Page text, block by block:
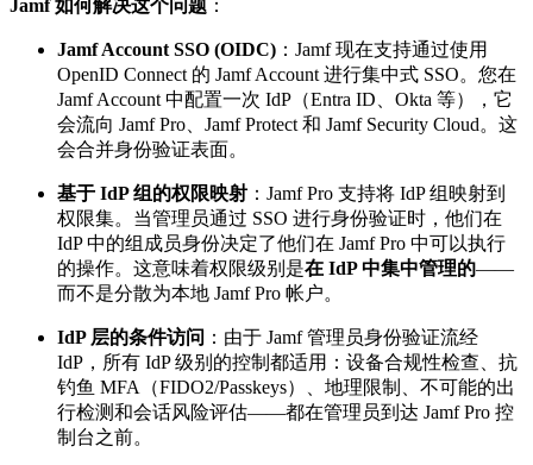
Jamf 如何解决这个问题 ：
Jamf Account SSO (OIDC) ：Jamf 现在支持通过使用
OpenID Connect 的 Jamf Account 进行集中式 SSO。您在
Jamf Account 中配置一次 IdP（Entra ID、Okta 等），它
会流向 Jamf Pro、Jamf Protect 和 Jamf Security Cloud。这
会合并身份验证表面。
基于 IdP 组的权限映射 ：Jamf Pro 支持将 IdP 组映射到
权限集。当管理员通过 SSO 进行身份验证时，他们在
IdP 中的组成员身份决定了他们在 Jamf Pro 中可以执行
的操作。这意味着权限级别是在 IdP 中集中管理的——
而不是分散为本地 Jamf Pro 帐户。
IdP 层的条件访问 ：由于 Jamf 管理员身份验证流经
IdP，所有 IdP 级别的控制都适用：设备合规性检查、抗
钓鱼 MFA（FIDO2/Passkeys）、地理限制、不可能的出
行检测和会话风险评估——都在管理员到达 Jamf Pro 控
制台之前。